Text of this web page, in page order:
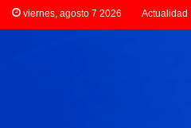
viernes, agosto 7 2026 Actualidad